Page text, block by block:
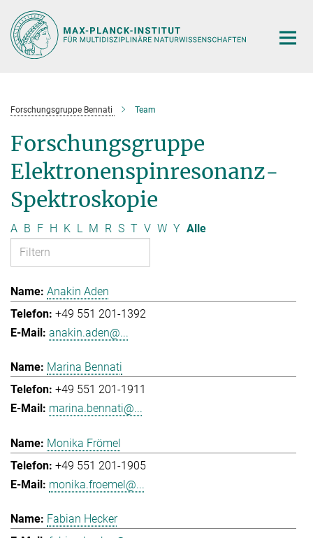
Hauptinhalt
Forschungsgruppe Bennati Team
Forschungsgruppe
Elektronenspinresonanz-
Spektroskopie
A B F H K L M R S T V W Y Alle
Anakin Aden
+49 551 201-1392
anakin.aden@...
Marina Bennati
+49 551 201-1911
marina.bennati@...
Monika Frömel
+49 551 201-1905
monika.froemel@...
Fabian Hecker